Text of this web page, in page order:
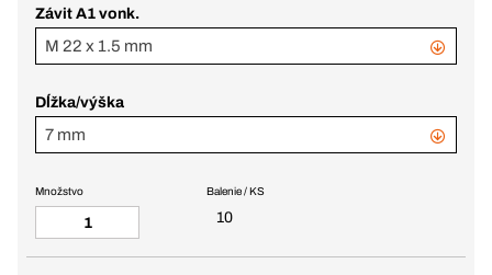
Závit A1 vonk.
M 22 x 1.5 mm
Dĺžka/výška
7 mm
Balenie / KS
10
Množstvo